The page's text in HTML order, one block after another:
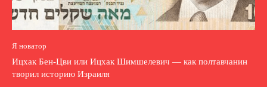
Я новатор
Ицхак Бен-Цви или Ицхак Шимшелевич — как полтавчанин
творил историю Израиля